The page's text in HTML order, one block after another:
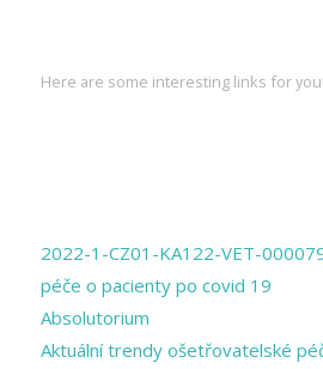
Here are some interesting links for
2022-1-CZ01-KA122-VET-
péče o pacienty po covid 19
Absolutorium
Aktuální trendy ošetřovatelské